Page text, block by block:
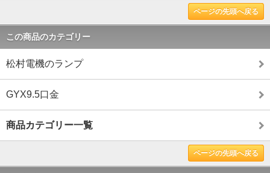
ページの先頭へ戻る
この商品のカテゴリー
松村電機のランプ
GYX9.5口金
商品カテゴリー一覧
ページの先頭へ戻る